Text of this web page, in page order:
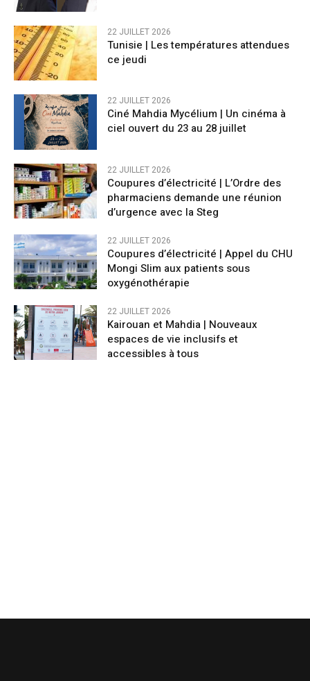
22 JUILLET 2026
Tunisie | Les températures attendues
ce jeudi
22 JUILLET 2026
Ciné Mahdia Mycélium | Un cinéma à
ciel ouvert du 23 au 28 juillet
22 JUILLET 2026
Coupures d’électricité | L’Ordre des
pharmaciens demande une réunion
d’urgence avec la Steg
22 JUILLET 2026
​Coupures d’électricité | Appel du CHU
Mongi Slim aux patients sous
oxygénothérapie
22 JUILLET 2026
Kairouan et Mahdia | Nouveaux
espaces de vie inclusifs et
accessibles à tous